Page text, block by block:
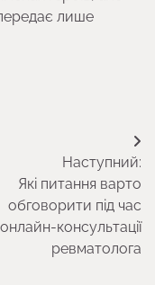
лише
Наступний:
Які питання варто
обговорити під час
онлайн-консультації
ревматолога